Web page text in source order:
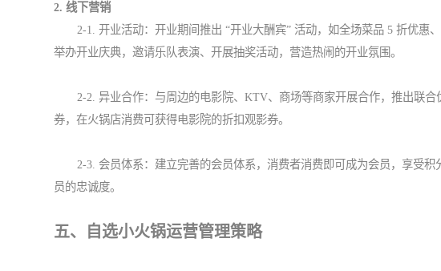
2. 线下营销
2-1. 开业活动：开业期间推出 “开业大酬宾” 活动，如全场菜品 5 折优惠
举办开业庆典，邀请乐队表演、开展抽奖活动，营造热闹的开业氛围。
2-2. 异业合作：与周边的电影院、KTV、商场等商家开展合作，推出联
券，在火锅店消费可获得电影院的折扣观影券。
2-3. 会员体系：建立完善的会员体系，消费者消费即可成为会员，享受
员的忠诚度。
五、自选小火锅运营管理策略